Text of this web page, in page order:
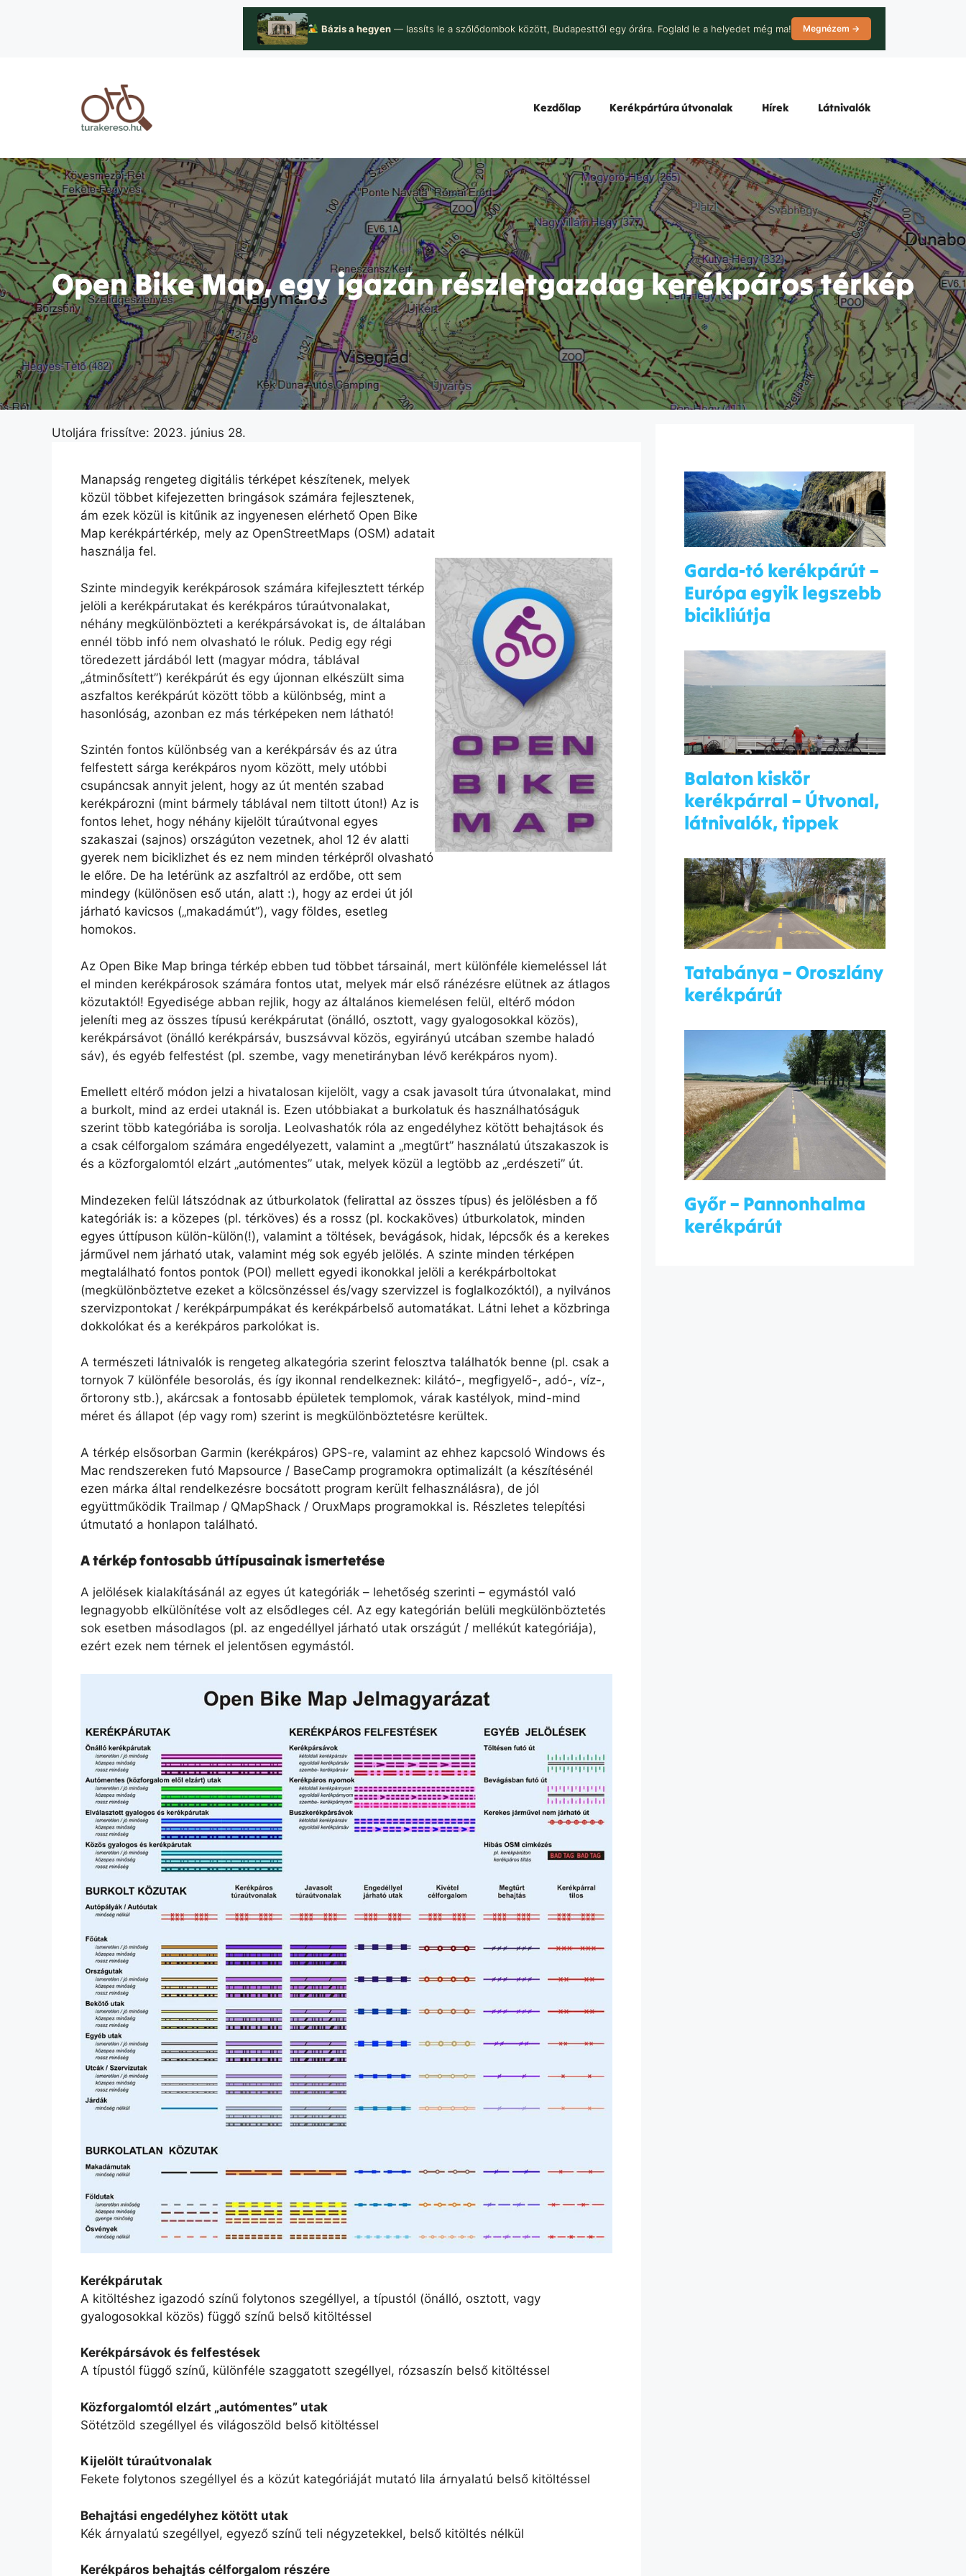
Bázis a hegyen — lassíts le a szőlődombok között, Budapesttől egy órára. Foglald le a helyedet még ma! Megnézem →
Kezdőlap Kerékpártúra útvonalak Hírek Látnivalók
Open Bike Map, egy igazán részletgazdag kerékpáros térkép
Utoljára frissítve: 2023. június 28.
Manapság rengeteg digitális térképet készítenek, melyek
közül többet kifejezetten bringások számára fejlesztenek,
ám ezek közül is kitűnik az ingyenesen elérhető Open Bike
Map kerékpártérkép, mely az OpenStreetMaps (OSM) adatait
használja fel.
Szinte mindegyik kerékpárosok számára kifejlesztett térkép
jelöli a kerékpárutakat és kerékpáros túraútvonalakat,
néhány megkülönbözteti a kerékpársávokat is, de általában
ennél több infó nem olvasható le róluk. Pedig egy régi
töredezett járdából lett (magyar módra, táblával
„átminősített”) kerékpárút és egy újonnan elkészült sima
aszfaltos kerékpárút között több a különbség, mint a
hasonlóság, azonban ez más térképeken nem látható!
Szintén fontos különbség van a kerékpársáv és az útra
felfestett sárga kerékpáros nyom között, mely utóbbi
csupáncsak annyit jelent, hogy az út mentén szabad
kerékpározni (mint bármely táblával nem tiltott úton!) Az is
fontos lehet, hogy néhány kijelölt túraútvonal egyes
szakaszai (sajnos) országúton vezetnek, ahol 12 év alatti
gyerek nem biciklizhet és ez nem minden térképről olvasható
le előre. De ha letérünk az aszfaltról az erdőbe, ott sem
mindegy (különösen eső után, alatt :), hogy az erdei út jól
járható kavicsos („makadámút”), vagy földes, esetleg
homokos.
Az Open Bike Map bringa térkép ebben tud többet társainál, mert különféle kiemeléssel lát
el minden kerékpárosok számára fontos utat, melyek már első ránézésre elütnek az átlagos
közutaktól! Egyedisége abban rejlik, hogy az általános kiemelésen felül, eltérő módon
jeleníti meg az összes típusú kerékpárutat (önálló, osztott, vagy gyalogosokkal közös),
kerékpársávot (önálló kerékpársáv, buszsávval közös, egyirányú utcában szembe haladó
sáv), és egyéb felfestést (pl. szembe, vagy menetirányban lévő kerékpáros nyom).
Emellett eltérő módon jelzi a hivatalosan kijelölt, vagy a csak javasolt túra útvonalakat, mind
a burkolt, mind az erdei utaknál is. Ezen utóbbiakat a burkolatuk és használhatóságuk
szerint több kategóriába is sorolja. Leolvashatók róla az engedélyhez kötött behajtások és
a csak célforgalom számára engedélyezett, valamint a „megtűrt” használatú útszakaszok is
és a közforgalomtól elzárt „autómentes” utak, melyek közül a legtöbb az „erdészeti” út.
Mindezeken felül látszódnak az útburkolatok (felirattal az összes típus) és jelölésben a fő
kategóriák is: a közepes (pl. térköves) és a rossz (pl. kockaköves) útburkolatok, minden
egyes úttípuson külön-külön(!), valamint a töltések, bevágások, hidak, lépcsők és a kerekes
járművel nem járható utak, valamint még sok egyéb jelölés. A szinte minden térképen
megtalálható fontos pontok (POI) mellett egyedi ikonokkal jelöli a kerékpárboltokat
(megkülönböztetve ezeket a kölcsönzéssel és/vagy szervizzel is foglalkozóktól), a nyilvános
szervizpontokat / kerékpárpumpákat és kerékpárbelső automatákat. Látni lehet a közbringa
dokkolókat és a kerékpáros parkolókat is.
A természeti látnivalók is rengeteg alkategória szerint felosztva találhatók benne (pl. csak a
tornyok 7 különféle besorolás, és így ikonnal rendelkeznek: kilátó-, megfigyelő-, adó-, víz-,
őrtorony stb.), akárcsak a fontosabb épületek templomok, várak kastélyok, mind-mind
méret és állapot (ép vagy rom) szerint is megkülönböztetésre kerültek.
A térkép elsősorban Garmin (kerékpáros) GPS-re, valamint az ehhez kapcsoló Windows és
Mac rendszereken futó Mapsource / BaseCamp programokra optimalizált (a készítésénél
ezen márka által rendelkezésre bocsátott program került felhasználásra), de jól
együttműködik Trailmap / QMapShack / OruxMaps programokkal is. Részletes telepítési
útmutató a honlapon található.
A térkép fontosabb úttípusainak ismertetése
A jelölések kialakításánál az egyes út kategóriák – lehetőség szerinti – egymástól való
legnagyobb elkülönítése volt az elsődleges cél. Az egy kategórián belüli megkülönböztetés
sok esetben másodlagos (pl. az engedéllyel járható utak országút / mellékút kategóriája),
ezért ezek nem térnek el jelentősen egymástól.
Kerékpárutak
A kitöltéshez igazodó színű folytonos szegéllyel, a típustól (önálló, osztott, vagy
gyalogosokkal közös) függő színű belső kitöltéssel
Kerékpársávok és felfestések
A típustól függő színű, különféle szaggatott szegéllyel, rózsaszín belső kitöltéssel
Közforgalomtól elzárt „autómentes” utak
Sötétzöld szegéllyel és világoszöld belső kitöltéssel
Kijelölt túraútvonalak
Fekete folytonos szegéllyel és a közút kategóriáját mutató lila árnyalatú belső kitöltéssel
Behajtási engedélyhez kötött utak
Kék árnyalatú szegéllyel, egyező színű teli négyzetekkel, belső kitöltés nélkül
Kerékpáros behajtás célforgalom részére
Garda-tó kerékpárút –
Európa egyik legszebb
bicikliútja
Balaton kiskör
kerékpárral – Útvonal,
látnivalók, tippek
Tatabánya – Oroszlány
kerékpárút
Győr – Pannonhalma
kerékpárút